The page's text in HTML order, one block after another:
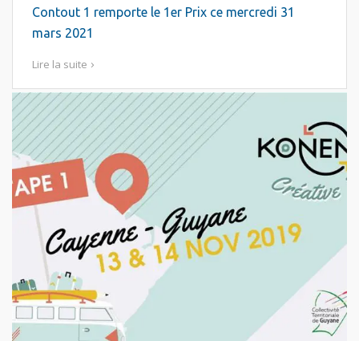
Contout 1 remporte le 1er Prix ce mercredi 31
mars 2021
Lire la suite